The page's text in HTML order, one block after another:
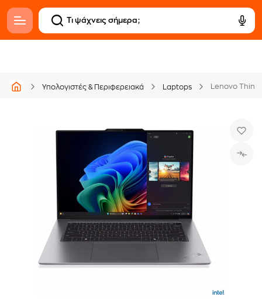
Υπολογιστές & Περιφερειακά Laptops